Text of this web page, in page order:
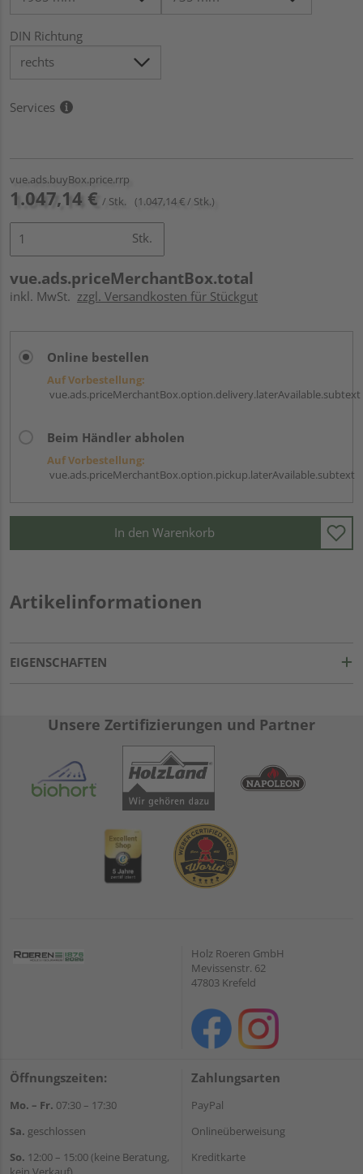
DIN Richtung
Services
vue.ads.buyBox.price.rrp
1.047,14 € / Stk. (1.047,14 € / Stk.)
Stk.
vue.ads.priceMerchantBox.total
inkl. MwSt. zzgl. Versandkosten für Stückgut
Online bestellen
Auf Vorbestellung:
vue.ads.priceMerchantBox.option.delivery.laterAvailable.subtext
Beim Händler abholen
Auf Vorbestellung:
vue.ads.priceMerchantBox.option.pickup.laterAvailable.subtext
In den Warenkorb
Artikelinformationen
EIGENSCHAFTEN
Unsere Zertifizierungen und Partner
Holz Roeren GmbH
Mevissenstr. 62
47803 Krefeld
Öffnungszeiten:
Mo. – Fr. 07:30 – 17:30
Sa. geschlossen
So. 12:00 – 15:00 (keine Beratung,
Zahlungsarten
PayPal
Onlineüberweisung
Kreditkarte